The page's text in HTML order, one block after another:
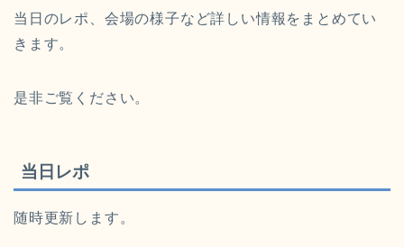
当日のレポ、会場の様子など詳しい情報をまとめてい
きます。
是非ご覧ください。
当日レポ
随時更新します。